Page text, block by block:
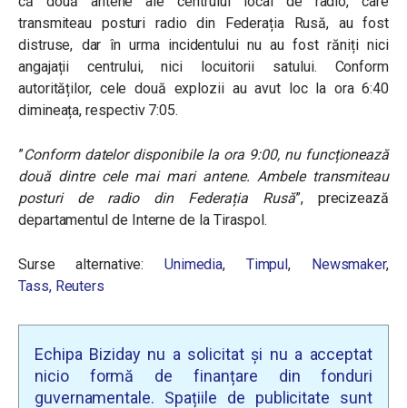
transmiteau posturi radio din Federația Rusă, au fost
distruse, dar în urma incidentului nu au fost răniți nici
angajații centrului, nici locuitorii satului. Conform
autorităților, cele două explozii au avut loc la ora 6:40
dimineața, respectiv 7:05.
”Conform datelor disponibile la ora 9:00, nu funcționează
două dintre cele mai mari antene. Ambele transmiteau
posturi de radio din Federația Rusă”, precizează
departamentul de Interne de la Tiraspol.
Surse alternative: Unimedia, Timpul, Newsmaker,
Tass, Reuters
Echipa Biziday nu a solicitat și nu a acceptat
nicio formă de finanțare din fonduri
guvernamentale. Spațiile de publicitate sunt